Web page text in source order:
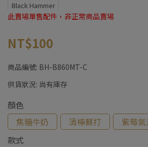
Black Hammer
此賣場單售配件，非正常商品賣場
NT$100
商品編號: BH-B860MT-C
供貨狀況: 尚有庫存
顏色
焦糖牛奶
清檸蘇打
紫莓
款式